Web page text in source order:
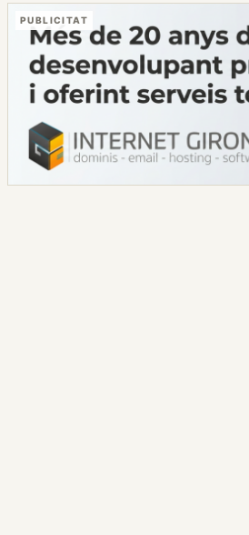
PUBLICITAT